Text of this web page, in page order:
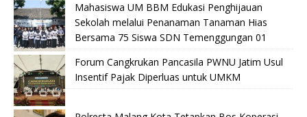
Mahasiswa UM BBM Edukasi Penghijauan
Sekolah melalui Penanaman Tanaman Hias
Bersama 75 Siswa SDN Temenggungan 01
Forum Cangkrukan Pancasila PWNU Jatim Usul
Insentif Pajak Diperluas untuk UMKM